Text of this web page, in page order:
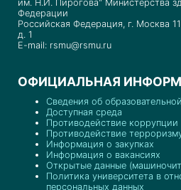
им. Н.И. Пирогова" Министерства
Федерации
Российская Федерация, г. Москва
д. 1
E-mail: rsmu@rsmu.ru
ОФИЦИАЛЬНАЯ
Сведения об
Доступная среда
Противодействие коррупции
Противодействие
Информация о закупках
Информация о вакансиях
Открытые данные
Политика университета в
персональных данных